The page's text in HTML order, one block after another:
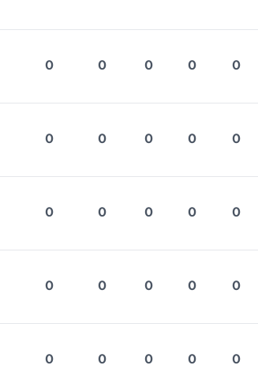
0 0 0 0 0
0 0 0 0 0
0 0 0 0 0
0 0 0 0 0
0 0 0 0 0